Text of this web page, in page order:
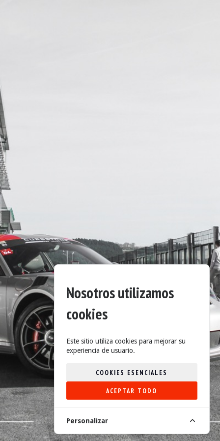
Nosotros utilizamos
cookies
Este sitio utiliza cookies para mejorar su
experiencia de usuario.
COOKIES ESENCIALES
ACEPTAR TODO
Personalizar